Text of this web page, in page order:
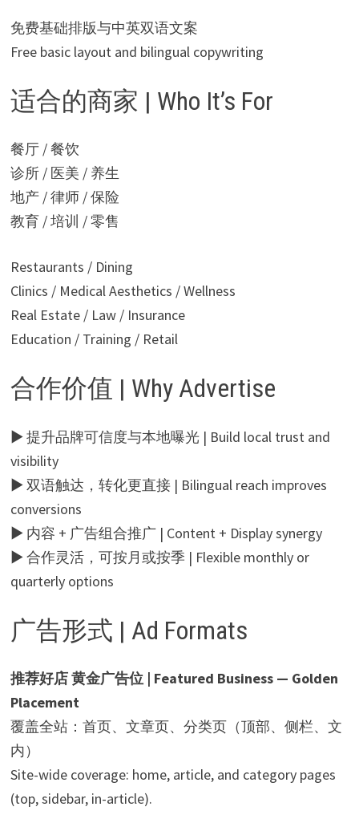
免费基础排版与中英双语文案
Free basic layout and bilingual copywriting
适合的商家 | Who It’s For
餐厅 / 餐饮
诊所 / 医美 / 养生
地产 / 律师 / 保险
教育 / 培训 / 零售
Restaurants / Dining
Clinics / Medical Aesthetics / Wellness
Real Estate / Law / Insurance
Education / Training / Retail
合作价值 | Why Advertise
▶ 提升品牌可信度与本地曝光 | Build local trust and
visibility
▶ 双语触达，转化更直接 | Bilingual reach improves
conversions
▶ 内容 + 广告组合推广 | Content + Display synergy
▶ 合作灵活，可按月或按季 | Flexible monthly or
quarterly options
广告形式 | Ad Formats
推荐好店 黄金广告位 | Featured Business — Golden
Placement
覆盖全站：首页、文章页、分类页（顶部、侧栏、文
内）
Site-wide coverage: home, article, and category pages
(top, sidebar, in-article).